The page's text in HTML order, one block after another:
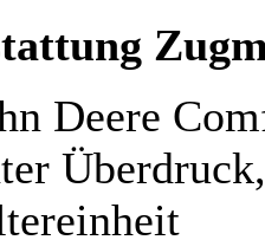
Deere